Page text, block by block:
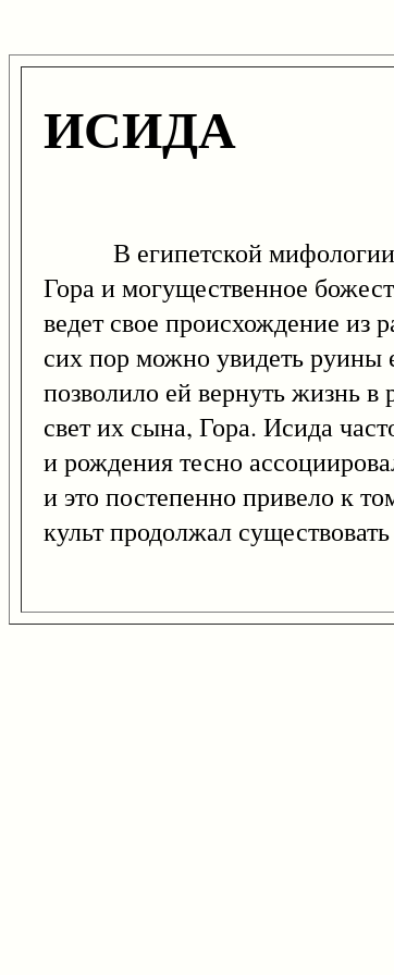
ИСИДА
В египетской мифологии
Гора и могущественное
ведет свое происхождение из
сих пор можно увидеть руины
позволило ей вернуть жизнь
свет их сына, Гора. Исида
и рождения тесно
и это постепенно привело к
культ продолжал